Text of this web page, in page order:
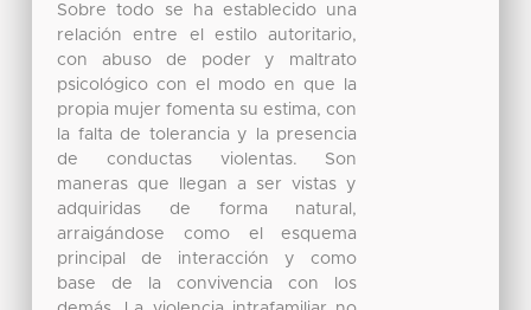
Sobre todo se ha establecido una
relación entre el estilo autoritario,
con abuso de poder y maltrato
psicológico con el modo en que la
propia mujer fomenta su estima, con
la falta de tolerancia y la presencia
de conductas violentas. Son
maneras que llegan a ser vistas y
adquiridas de forma natural,
arraigándose como el esquema
principal de interacción y como
base de la convivencia con los